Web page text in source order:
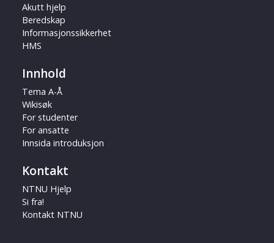
Akutt hjelp
Beredskap
Informasjonssikkerhet
HMS
Innhold
Tema A-Å
Wikisøk
For studenter
For ansatte
Innsida introduksjon
Kontakt
NTNU Hjelp
Si fra!
Kontakt NTNU